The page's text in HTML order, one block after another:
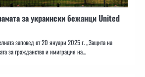
за украински бежанци United
заповед от 20 януари 2025 г. „Защита на
за гражданство и имиграция на…